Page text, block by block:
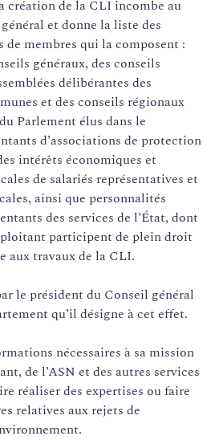
création de la CLI incombe au
et donne la liste des
membres qui la composent :
généraux, des conseils
délibérantes des
et des conseils régionaux
Parlement élus dans le
d’associations de protection
intérêts économiques et
de salariés représentatives et
ainsi que personnalités
des services de l’État, dont
participent de plein droit
aux travaux de la CLI.
le président du Conseil général
qu’il désigne à cet effet.
nécessaires à sa mission
de l’ASN et des autres services
réaliser des expertises ou faire
relatives aux rejets de